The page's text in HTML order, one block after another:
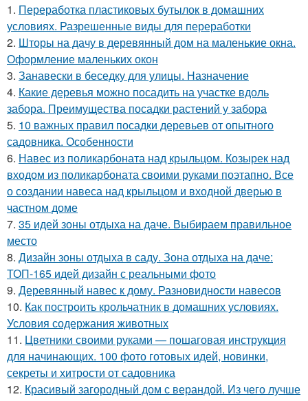
1. Переработка пластиковых бутылок в домашних
условиях. Разрешенные виды для переработки
2. Шторы на дачу в деревянный дом на маленькие окна.
Оформление маленьких окон
3. Занавески в беседку для улицы. Назначение
4. Какие деревья можно посадить на участке вдоль
забора. Преимущества посадки растений у забора
5. 10 важных правил посадки деревьев от опытного
садовника. Особенности
6. Навес из поликарбоната над крыльцом. Козырек над
входом из поликарбоната своими руками поэтапно. Все
о создании навеса над крыльцом и входной дверью в
частном доме
7. 35 идей зоны отдыха на даче. Выбираем правильное
место
8. Дизайн зоны отдыха в саду. Зона отдыха на даче:
ТОП-165 идей дизайн с реальными фото
9. Деревянный навес к дому. Разновидности навесов
10. Как построить крольчатник в домашних условиях.
Условия содержания животных
11. Цветники своими руками — пошаговая инструкция
для начинающих. 100 фото готовых идей, новинки,
секреты и хитрости от садовника
12. Красивый загородный дом с верандой. Из чего лучше